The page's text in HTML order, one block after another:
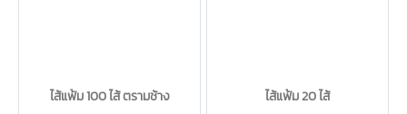
ไส้แฟ้ม 100 ไส้ ตรามช้าง ไส้แฟ้ม 20 ไส้